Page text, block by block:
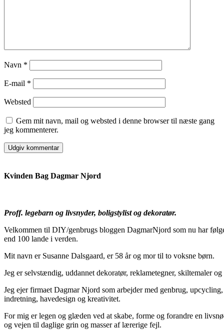
Navn *
E-mail *
Websted
Gem mit navn, mail og websted i denne browser til næste gang
jeg kommenterer.
Kvinden Bag Dagmar Njord
Proff. legebarn og livsnyder, boligstylist og dekoratør.
Velkommen til DIY/genbrugs bloggen DagmarNjord som nu har
end 100 lande i verden.
Mit navn er Susanne Dalsgaard, er 58 år og mor til to voksne børn.
Jeg er selvstændig, uddannet dekoratør, reklametegner, skiltemaler
Jeg ejer firmaet Dagmar Njord som arbejder med genbrug,
indretning, havedesign og kreativitet.
For mig er legen og glæden ved at skabe, forme og forandre en
og vejen til daglige grin og masser af lærerige fejl.